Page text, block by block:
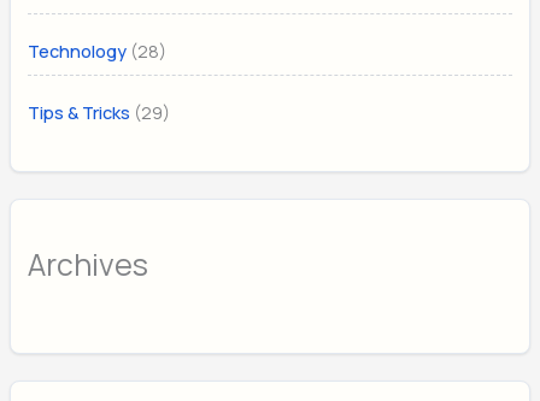
Technology (28)
Tips & Tricks (29)
Archives